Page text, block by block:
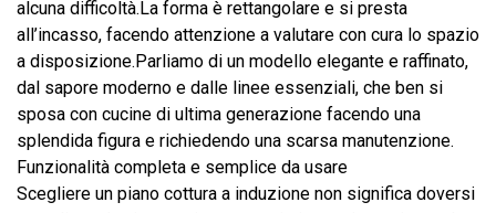
alcuna difficoltà.La forma è rettangolare e si presta
all’incasso, facendo attenzione a valutare con cura lo spazio
a disposizione.Parliamo di un modello elegante e raffinato,
dal sapore moderno e dalle linee essenziali, che ben si
sposa con cucine di ultima generazione facendo una
splendida figura e richiedendo una scarsa manutenzione.
Funzionalità completa e semplice da usare
Scegliere un piano cottura a induzione non significa doversi